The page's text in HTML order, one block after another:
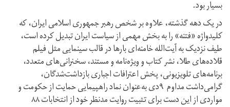
بسیار بود.
در یک دهه گذشته، علاوه بر شخص رهبر جمهوری اسلامی ایران، که
کلید‌واژه «فتنه» را به بخش مهمی از سیاست ایران تبدیل کرده است،
طیف نزدیک به آیت‌الله خامنه‌ای بارها در قالب سینمایی مثل فیلم
قلاده‌های طلا، نشر کتاب و ویژه‌نامه و مستند، سخنرانی‌های متعدد،
برنامه‌های تلویزیونی، پخش اعترافات اجباری بازداشت‌شدگان،
گرامی‌داشت مداوم ۹دی به‌عنوان نماد راهپیمایی حمایت از حکومت و
مواردی از این دست برای تثبیت روایت مدنظر خود از انتخابات ۸۸